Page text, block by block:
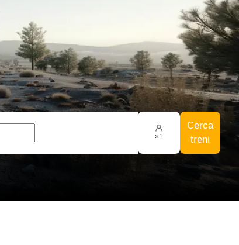
×1
Cerca
treni